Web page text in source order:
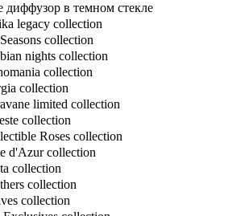
диффузор в темном стекле
legacy collection
collection
nights collection
collection
collection
limited collection
collection
Roses collection
d'Azur collection
collection
collection
collection